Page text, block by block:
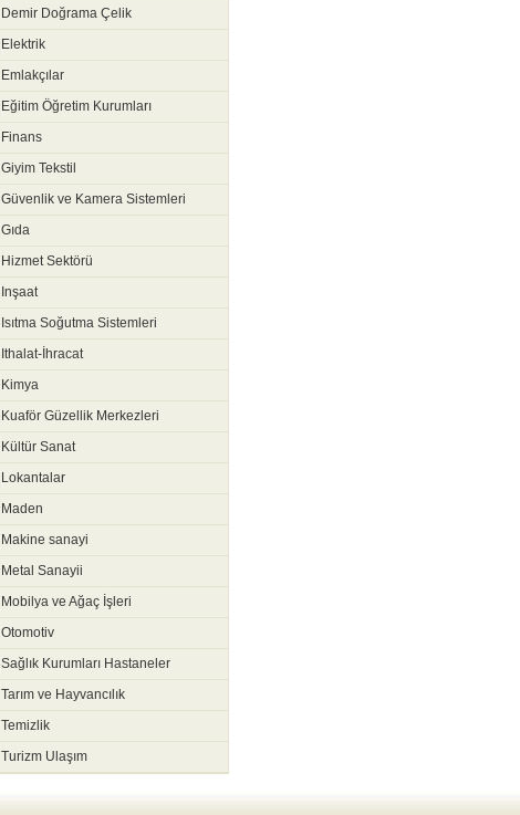
Demir Doğrama Çelik
Elektrik
Emlakçılar
Eğitim Öğretim Kurumları
Finans
Giyim Tekstil
Güvenlik ve Kamera Sistemleri
Gıda
Hizmet Sektörü
Inşaat
Isıtma Soğutma Sistemleri
Ithalat-İhracat
Kimya
Kuaför Güzellik Merkezleri
Kültür Sanat
Lokantalar
Maden
Makine sanayi
Metal Sanayii
Mobilya ve Ağaç İşleri
Otomotiv
Sağlık Kurumları Hastaneler
Tarım ve Hayvancılık
Temizlik
Turizm Ulaşım